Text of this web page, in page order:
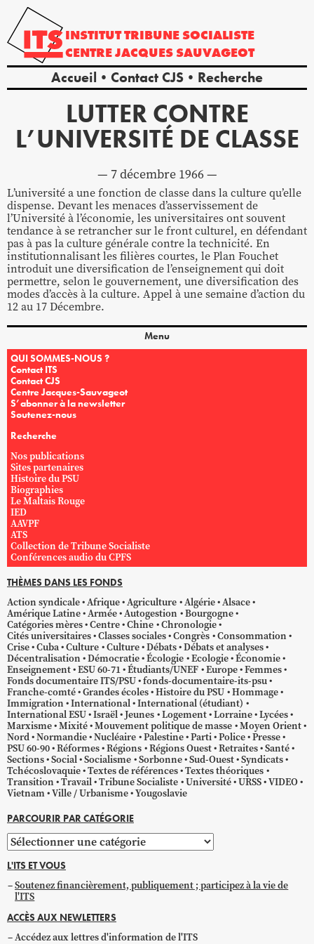
INSTITUTTRIBUNE SOCIALISTE
CENTREJACQUES SAUVAGEOT
Accueil Contact CJS Recherche
LUTTER CONTRE
L’UNIVERSITÉ DE CLASSE
7 décembre 1966
L’université a une fonction de classe dans la culture qu’elle
dispense. Devant les menaces d’asservissement de
l’Université à l’économie, les universitaires ont souvent
tendance à se retrancher sur le front culturel, en défendant
pas à pas la culture générale contre la technicité. En
institutionnalisant les filières courtes, le Plan Fouchet
introduit une diversification de l’enseignement qui doit
permettre, selon le gouvernement, une diversification des
modes d’accès à la culture. Appel à une semaine d’action du
12 au 17 Décembre.
Menu
QUI SOMMES-NOUS ?
Contact ITS
Contact CJS
Centre Jacques-Sauvageot
S’abonner à la newsletter
Soutenez-nous
Recherche
Nos publications
Sites partenaires
Histoire du PSU
Biographies
Le Maltais Rouge
IED
AAVPF
ATS
Collection de Tribune Socialiste
Conférences audio du CPFS
THÈMES DANS LES FONDS
Action syndicale Afrique Agriculture Algérie Alsace
Amérique Latine Armée Autogestion
Bourgogne
Catégories mères Centre Chine Chronologie
Cités universitaires Classes sociales Congrès Consommation
Crise Cuba Culture Culture Débats Débats et analyses
Décentralisation Démocratie Écologie Ecologie Économie
Enseignement ESU 60-71 Étudiants/UNEF Europe Femmes
Fonds documentaire ITS/PSU fonds-documentaire-its-psu
Franche-comté Grandes écoles Histoire du PSU Hommage
Immigration International International (étudiant)
International ESU Israël Jeunes Logement Lorraine Lycées
Marxisme Mixité Mouvement politique de masse Moyen Orient
Nord Normandie Nucléaire Palestine Parti Police Presse
PSU 60-90 Réformes Régions Régions Ouest Retraites Santé
Sections Social Socialisme Sorbonne Sud-Ouest Syndicats
Tchécoslovaquie Textes de références Textes théoriques
Transition Travail Tribune Socialiste Université URSS VIDEO
Vietnam Ville / Urbanisme Yougoslavie
PARCOURIR PAR CATÉGORIE
Parcourir
par
catégorie
L'ITS ET VOUS
Soutenez financièrement, publiquement ; participez à la vie de
l'ITS
ACCÈS AUX NEWLETTERS
Accédez aux lettres d'information de l'ITS